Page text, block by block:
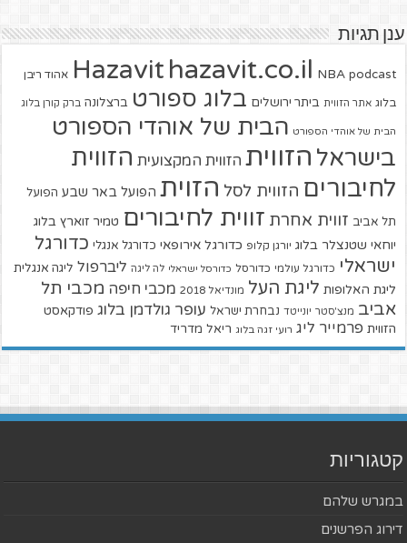
ענן תגיות
Hazavit hazavit.co.il NBA podcast אהוד ריבן
בלוג אתר הזווית ביתר ירושלים בלוג ספורט ברצלונה ברק קורן בלוג
הבית של אוהדי הספורט הבית של אוהדי הספורט
בישראל הזווית הזווית המקצועית הזווית
לחיבורים הזווית לסל הזוית הפועל באר שבע הפועל
תל אביב זווית אחרת זווית לחיבורים טמיר זוארץ בלוג
יוחאי שטנצלר בלוג יורגן קלופ כדורגל אירופאי כדורגל אנגלי כדורגל
ישראלי כדורגל עולמי כדורסל כדורסל ישראלי לה ליגה ליברפול ליגה אנגלית
ליגת האלופות ליגת העל מונדיאל 2018 מכבי חיפה מכבי תל
אביב מנצ'סטר יונייטד נבחרת ישראל עופר גולדמן בלוג פודקאסט
הזווית פרמייר ליג רועי זגה בלוג ריאל מדריד
קטגוריות
במגרש שלהם
דירוג הפרשנים